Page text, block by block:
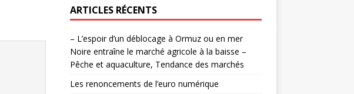
ARTICLES RÉCENTS
– L’espoir d’un déblocage à Ormuz ou en mer
Noire entraîne le marché agricole à la baisse –
Pêche et aquaculture, Tendance des marchés
Les renoncements de l’euro numérique